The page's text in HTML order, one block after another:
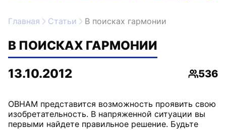
Главная Статьи В поисках гармонии
В ПОИСКАХ ГАРМОНИИ
13.10.2012
536
ОВНАМ представится возможность проявить свою
изобретательность. В напряженной ситуации вы
первыми найдете правильное решение. Будьте